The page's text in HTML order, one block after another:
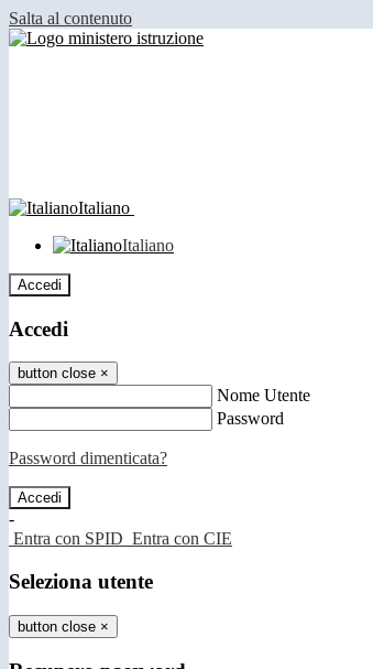
Salta al contenuto
Italiano
Italiano
Accedi
Accedi
button close ×
Nome Utente
Password
Password dimenticata?
-
Entra con SPID Entra con CIE
Seleziona utente
button close ×